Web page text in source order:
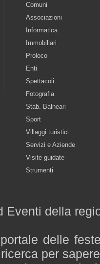
Comuni
Associazioni
Informatica
Immobiliari
Proloco
Enti
Spettacoli
Fotografia
Stab. Balneari
Sport
Villaggi turistici
Servizi e Aziende
Visite guidate
Strumenti
Eventi della
delle
per